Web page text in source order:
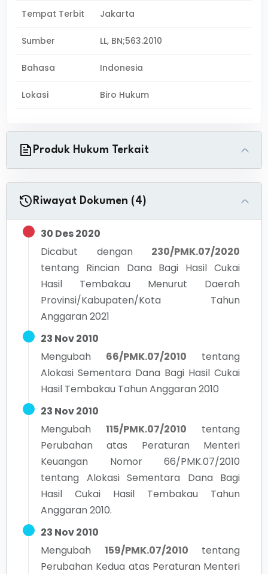
Tempat Terbit Jakarta
Sumber LL, BN;563.2010
Bahasa Indonesia
Lokasi Biro Hukum
Produk Hukum Terkait
Riwayat Dokumen (4)
30 Des 2020
Dicabut dengan
230/PMK.07/2020
tentang Rincian Dana Bagi Hasil Cukai
Hasil Tembakau Menurut Daerah
Provinsi/Kabupaten/Kota Tahun
Anggaran 2021
23 Nov 2010
Mengubah
66/PMK.07/2010
tentang
Alokasi Sementara Dana Bagi Hasil Cukai
Hasil Tembakau Tahun Anggaran 2010
23 Nov 2010
Mengubah
115/PMK.07/2010
tentang
Perubahan atas Peraturan Menteri
Keuangan Nomor 66/PMK.07/2010
tentang Alokasi Sementara Dana Bagi
Hasil Cukai Hasil Tembakau Tahun
Anggaran 2010.
23 Nov 2010
Mengubah
159/PMK.07/2010
tentang
Perubahan Kedua atas Peraturan Menteri